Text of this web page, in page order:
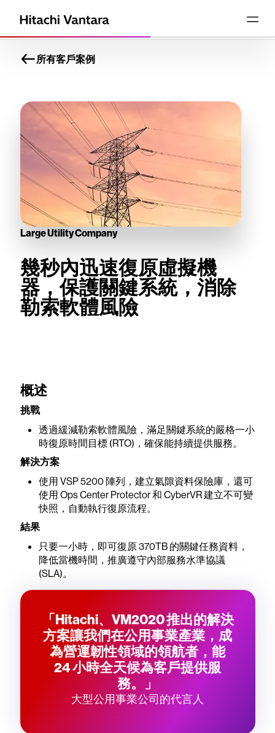
所有客戶案例
Large Utility Company
幾秒內迅速復原虛擬機
器，保護關鍵系統，消除
勒索軟體風險
概述
挑戰
透過緩減勒索軟體風險，滿足關鍵系統的嚴格一小
時復原時間目標 (RTO)，確保能持續提供服務。
解決方案
使用 VSP 5200 陣列，建立氣隙資料保險庫，還可
使用 Ops Center Protector 和 CyberVR 建立不可變
快照，自動執行復原流程。
結果
只要一小時，即可復原 370TB 的關鍵任務資料，
降低當機時間，推廣遵守內部服務水準協議
(SLA)。
「Hitachi、VM2020 推出的解決
方案讓我們在公用事業產業，成
為營運韌性領域的領航者，能
24 小時全天候為客戶提供服
務。」
大型公用事業公司的代言人